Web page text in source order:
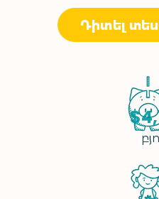
Դիտել